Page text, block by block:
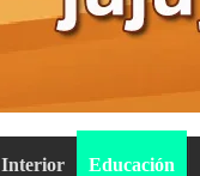
Interior Educación